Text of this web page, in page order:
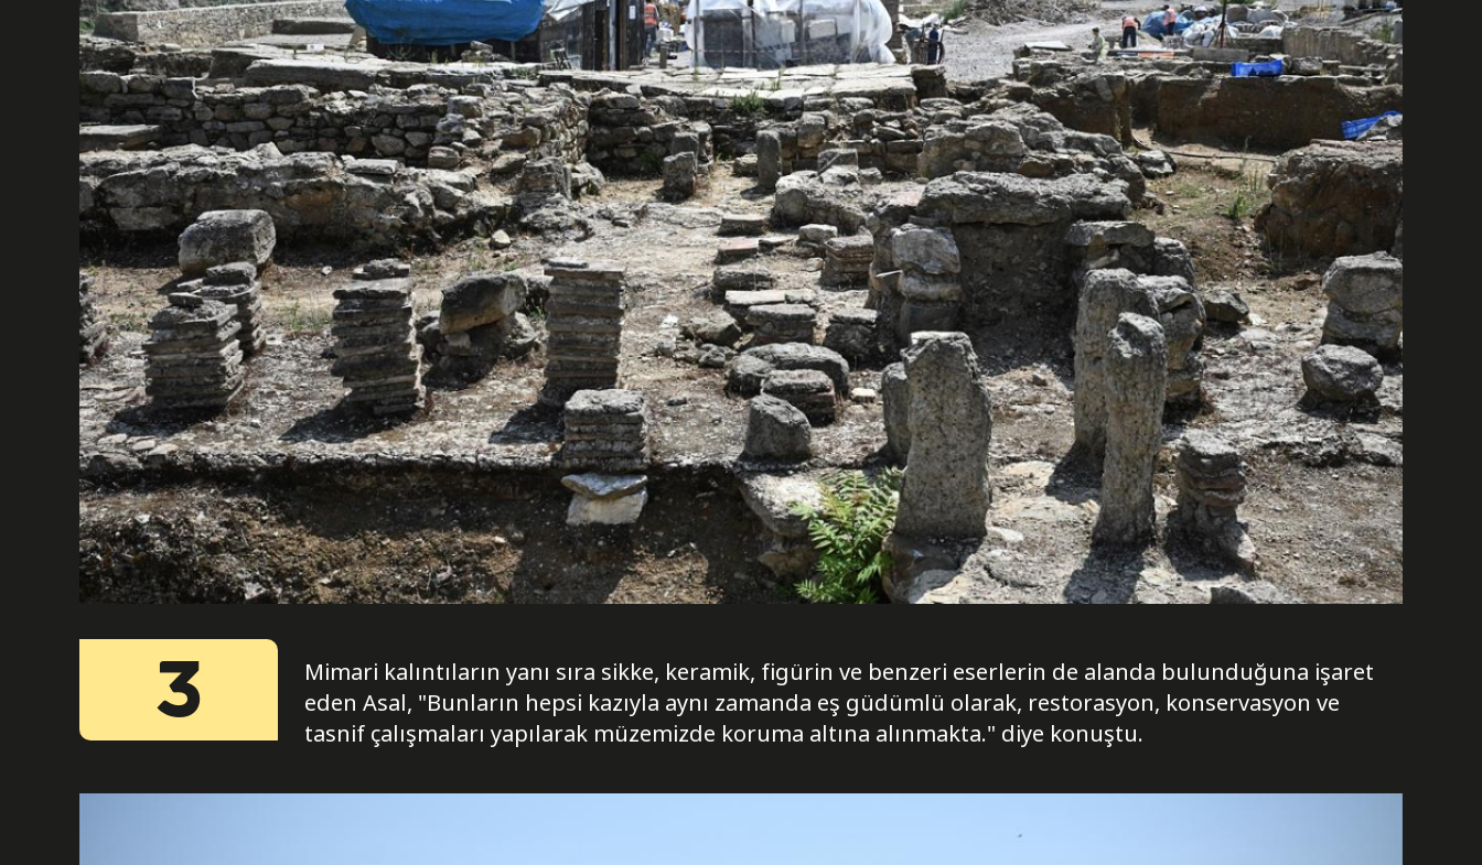
3
Mimari kalıntıların yanı sıra sikke, keramik, figürin ve benzeri eserlerin de alanda bulunduğuna işaret
eden Asal, "Bunların hepsi kazıyla aynı zamanda eş güdümlü olarak, restorasyon, konservasyon ve
tasnif çalışmaları yapılarak müzemizde koruma altına alınmakta." diye konuştu.